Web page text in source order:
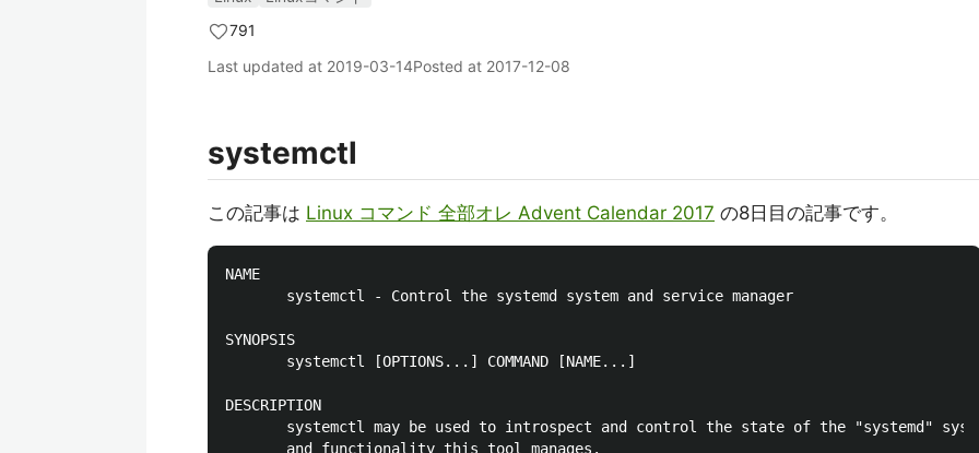
791
Last updated at 2019-03-14Posted at 2017-12-08
systemctl
この記事は Linux コマンド 全部オレ Advent Calendar 2017 の8日目の記事です。
NAME
       systemctl - Control the systemd system and service manager
SYNOPSIS
       systemctl [OPTIONS...] COMMAND [NAME...]
DESCRIPTION
systemctl may be used to introspect and control the state of the "systemd"